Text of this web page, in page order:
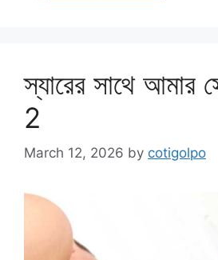
স্যারের সাথে আমার
2
March 12, 2026 by cotigolpo